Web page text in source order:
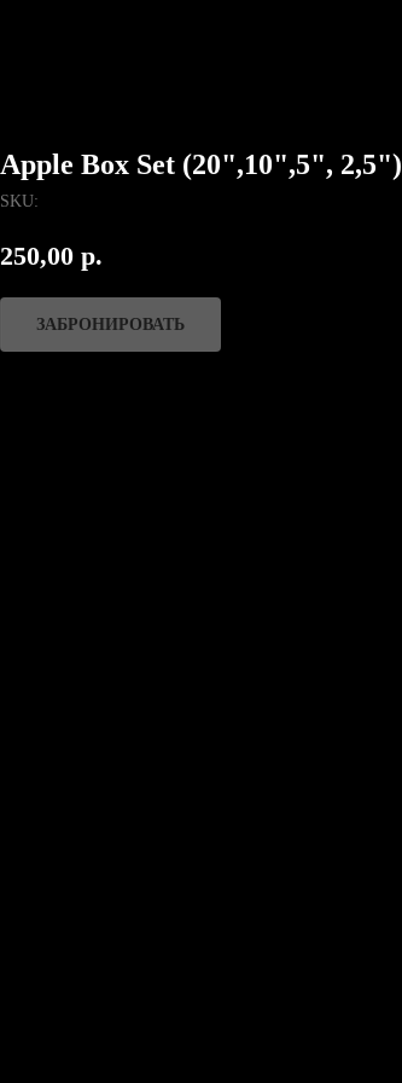
Apple Box Set (20",10",5", 2,5")
SKU:
250,00 р.
ЗАБРОНИРОВАТЬ